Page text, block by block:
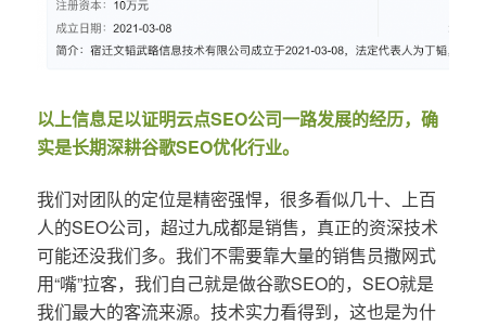
以上信息足以证明云点SEO公司一路发展的经历，确
实是长期深耕谷歌SEO优化行业。
我们对团队的定位是精密强悍，很多看似几十、上百
人的SEO公司，超过九成都是销售，真正的资深技术
可能还没我们多。我们不需要靠大量的销售员撒网式
用“嘴”拉客，我们自己就是做谷歌SEO的，SEO就是
我们最大的客流来源。技术实力看得到，这也是为什